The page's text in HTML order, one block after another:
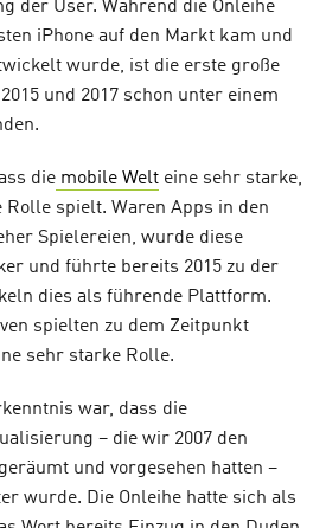
der User. Während die Onleihe
iPhone auf den Markt kam und
wurde, ist die erste große
und 2017 schon unter einem
die mobile Welt eine sehr starke,
spielt. Waren Apps in den
Spielereien, wurde diese
und führte bereits 2015 zu der
dies als führende Plattform.
spielten zu dem Zeitpunkt
sehr starke Rolle.
war, dass die
– die wir 2007 den
und vorgesehen hatten –
wurde. Die Onleihe hatte sich als